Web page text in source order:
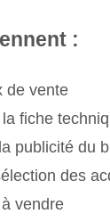
:
de vente
la fiche
publicité du
des
vendre